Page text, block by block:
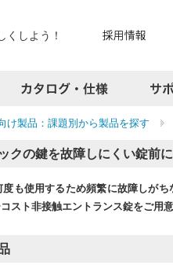
くしよう！
け製品：課題別から製品を探す
クの鍵を故障しにくい錠前
も使用するため頻繁に故障しが
スト非接触エントランス錠をご用